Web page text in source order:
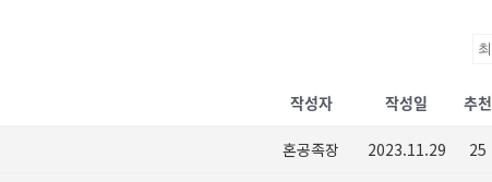
작성자 작성일 추천
혼공족장 2023.11.29 25